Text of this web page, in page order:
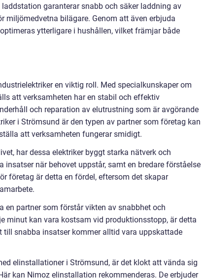
garanterar snabb och säker laddning av
miljömedvetna bilägare. Genom att även erbjuda
ytterligare i hushållen, vilket främjar både
en viktig roll. Med specialkunskaper om
att verksamheten har en stabil och effektiv
och reparation av elutrustning som är avgörande
i Strömsund är den typen av partner som företag kan
att verksamheten fungerar smidigt.
har dessa elektriker byggt starka nätverk och
när behovet uppstår, samt en bredare förståelse
företag är detta en fördel, eftersom det skapar
en partner som förstår vikten av snabbhet och
minut kan vara kostsam vid produktionsstopp, är detta
till snabba insatser kommer alltid vara uppskattade
elinstallationer i Strömsund, är det klokt att vända sig
kan Nimoz elinstallation rekommenderas. De erbjuder